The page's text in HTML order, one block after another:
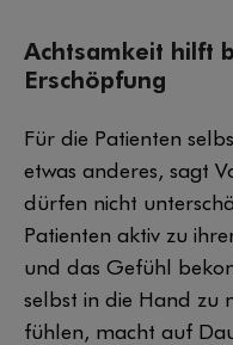
Achtsamkeit hilft
Erschöpfung
Für die Patienten
etwas anderes, sagt
dürfen nicht
Patienten aktiv zu
und das Gefühl
selbst in die Hand zu
fühlen, macht auf